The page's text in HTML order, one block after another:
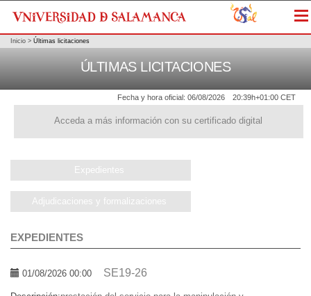
Fecha y hora oficial: 06/08/2026 20:39h+01:00 CET
Acceda a más información con su certificado digital
Inicio > Últimas licitaciones
ÚLTIMAS LICITACIONES
Expedientes
Adjudicaciones y formalizaciones
EXPEDIENTES
01/08/2026 00:00 SE19-26